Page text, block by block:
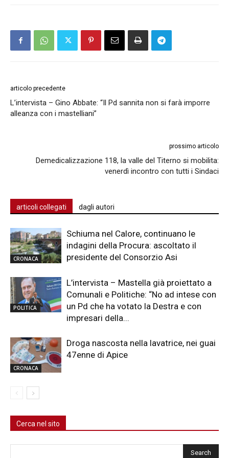
articolo precedente
L’intervista – Gino Abbate: “Il Pd sannita non si farà imporre
alleanza con i mastelliani”
prossimo articolo
Demedicalizzazione 118, la valle del Titerno si mobilita:
venerdì incontro con tutti i Sindaci
articoli collegati dagli autori
CRONACA
Schiuma nel Calore, continuano le
indagini della Procura: ascoltato il
presidente del Consorzio Asi
POLITICA
L’intervista – Mastella già proiettato a
Comunali e Politiche: “No ad intese con
un Pd che ha votato la Destra e con
impresari della...
CRONACA
Droga nascosta nella lavatrice, nei guai
47enne di Apice
Cerca nel sito